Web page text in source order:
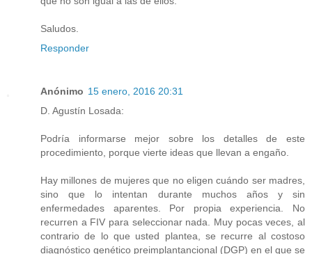
Saludos.
Responder
Anónimo 15 enero, 2016 20:31
D. Agustín Losada:
Podría informarse mejor sobre los detalles de este
procedimiento, porque vierte ideas que llevan a engaño.
Hay millones de mujeres que no eligen cuándo ser madres,
sino que lo intentan durante muchos años y sin
enfermedades aparentes. Por propia experiencia. No
recurren a FIV para seleccionar nada. Muy pocas veces, al
contrario de lo que usted plantea, se recurre al costoso
diagnóstico genético preimplantancional (DGP) en el que se